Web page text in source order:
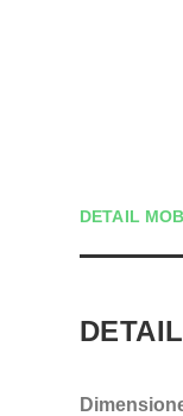
DETAIL